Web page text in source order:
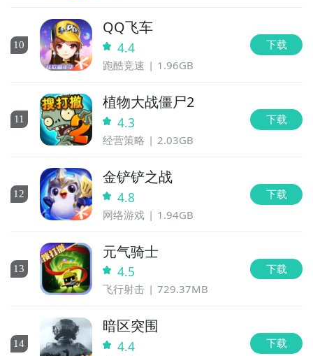
10
QQ飞车
4.4
跑酷竞速 1.96GB
下载
11
植物大战僵尸2
4.3
经营策略 2.03GB
下载
12
金铲铲之战
4.8
网络游戏 1.94GB
下载
13
元气骑士
4.5
飞行射击 729.37MB
下载
14
暗区突围
4.4 下载